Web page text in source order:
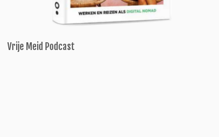
Vrije Meid Podcast